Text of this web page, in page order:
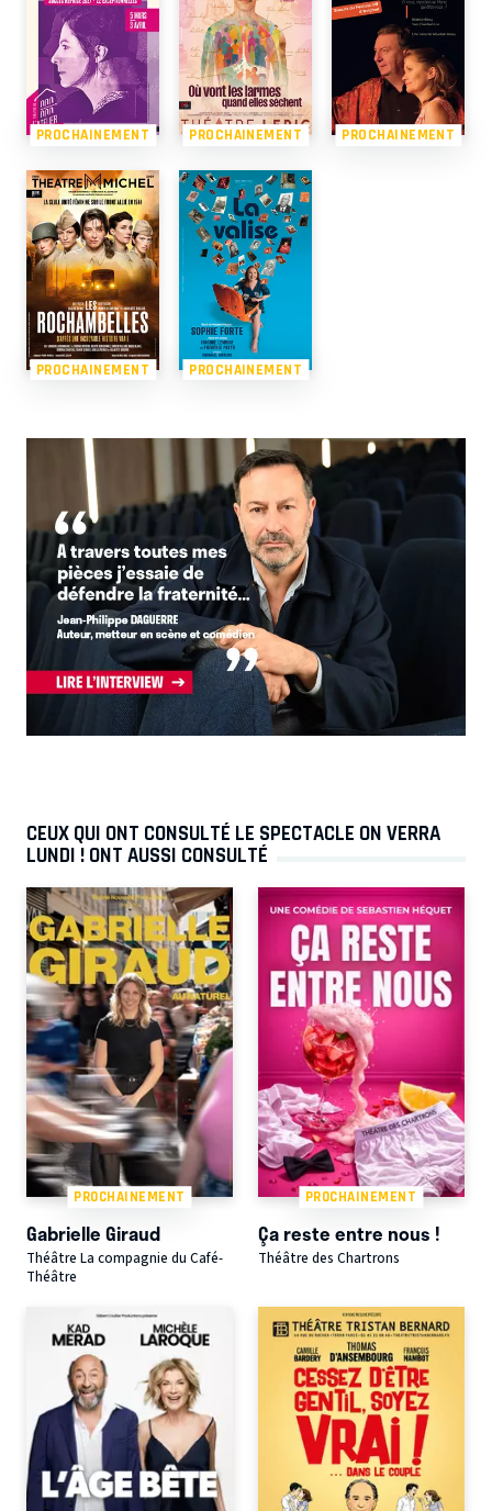
PROCHAINEMENT PROCHAINEMENT PROCHAINEMENT
PROCHAINEMENT PROCHAINEMENT
CEUX QUI ONT CONSULTÉ LE SPECTACLE ON VERRA
LUNDI ! ONT AUSSI CONSULTÉ
PROCHAINEMENT
Gabrielle Giraud
Théâtre La compagnie du Café-
Théâtre
PROCHAINEMENT
Ça reste entre nous !
Théâtre des Chartrons